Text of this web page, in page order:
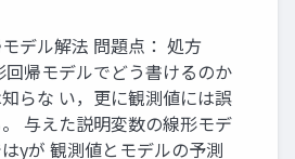
デル解法 問題点： 処方
回帰モデルでどう書けるのか
らな い，更に観測値には誤
与えた説明変数の線形モデ
yが 観測値とモデルの予測